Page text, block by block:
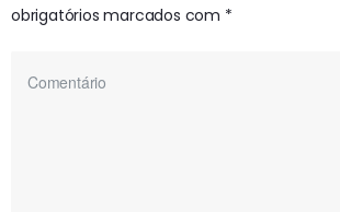
obrigatórios marcados com *